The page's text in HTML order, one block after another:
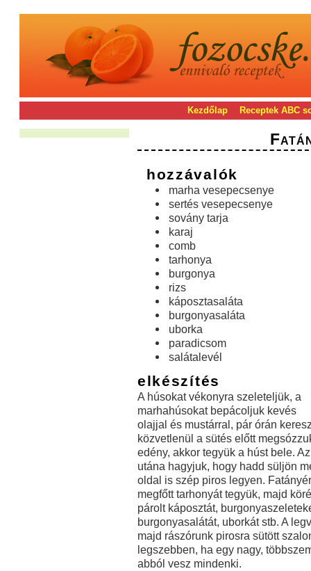
Kezdőlap Receptek ABC
hozzávalók
marha vesepecsenye
sertés vesepecsenye
sovány tarja
karaj
comb
tarhonya
burgonya
rizs
káposztasaláta
burgonyasaláta
uborka
paradicsom
salátalevél
elkészítés
A húsokat vékonyra szeleteljük, a
marhahúsokat bepácoljuk kevés
olajjal és mustárral, pár órán
közvetlenül a sütés előtt
edény, akkor tegyük a húst bele.
utána hagyjuk, hogy hadd süljön
oldal is szép piros legyen.
megfőtt tarhonyát tegyük, majd
párolt káposztát,
burgonyasalátát, uborkát stb. A
majd rászórunk pirosra sütött
legszebben, ha egy nagy,
abból vesz mindenki.